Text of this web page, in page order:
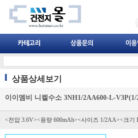
상품상세보기
이이엠비 니켈수소 3NH1/2AA600-L-
<전압 3.6V><용량 600mAh><사이즈 1/2AA><크기